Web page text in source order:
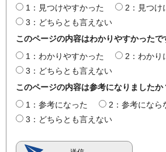
1：見つけやすかった
2：見つけ
3：どちらとも言えない
このページの内容はわかりやすかったで
1：わかりやすかった
2：わかり
3：どちらとも言えない
このページの内容は参考になりましたか
1：参考になった
2：参考になら
3：どちらとも言えない